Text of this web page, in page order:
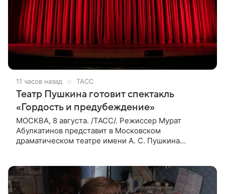
11 часов назад ТАСС
Театр Пушкина готовит спектакль
«Гордость и предубеждение»
МОСКВА, 8 августа. /ТАСС/. Режиссер Мурат
Абулкатинов представит в Московском
драматическом театре имени А. С. Пушкина
XVIII —